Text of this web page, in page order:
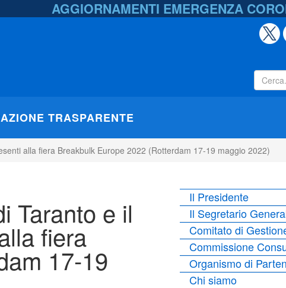
AGGIORNAMENTI EMERGENZA
TRASPARENTE
alla fiera Breakbulk Europe 2022 (Rotterdam 17-19 maggio 2022)
Taranto e il
fiera
17-19
Il Presidente
Il Segretario
Comitato di
Commissione
Organismo di
Chi siamo